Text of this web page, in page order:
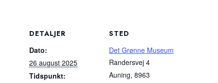
DETALJER
Dato:
26 august 2025
Tidspunkt:
STED
Det Grønne Museum
Randersvej 4
Auning, 8963